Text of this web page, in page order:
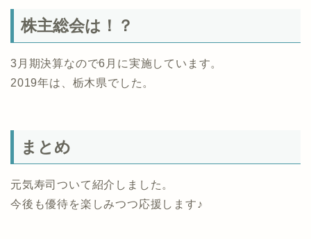
株主総会は！？
3月期決算なので6月に実施しています。
2019年は、栃木県でした。
まとめ
元気寿司ついて紹介しました。
今後も優待を楽しみつつ応援します♪